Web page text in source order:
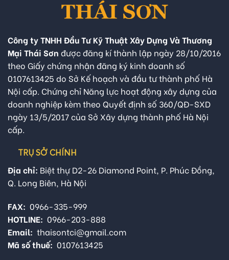
Công ty TNHH Đầu Tư Kỹ Thuật Xây Dựng Và Thương
Mại Thái Sơn được đăng kí thành lập ngày 28/10/2016
theo Giấy chứng nhận đăng ký kinh doanh số
0107613425 do Sở Kế hoạch và đầu tư thành phố Hà
Nội cấp. Chứng chỉ Năng lực hoạt động xây dựng của
doanh nghiệp kèm theo Quyết định số 360/QĐ-SXD
ngày 13/5/2017 của Sở Xây dựng thành phố Hà Nội
cấp.
TRỤ SỞ CHÍNH
Địa chỉ: Biệt thự D2-26 Diamond Point, P. Phúc Đồng,
Q. Long Biên, Hà Nội
FAX: 0966-335-999
HOTLINE: 0966-203-888
Email: thaisontci@gmail.com
Mã số thuế: 0107613425